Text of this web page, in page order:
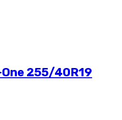
255/40R19